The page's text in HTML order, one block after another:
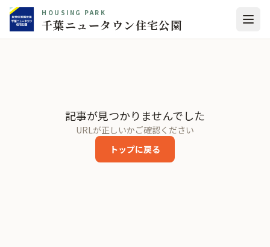
HOUSING PARK
千葉ニュータウン住宅公園
記事が見つかりませんでした
URLが正しいかご確認ください
トップに戻る